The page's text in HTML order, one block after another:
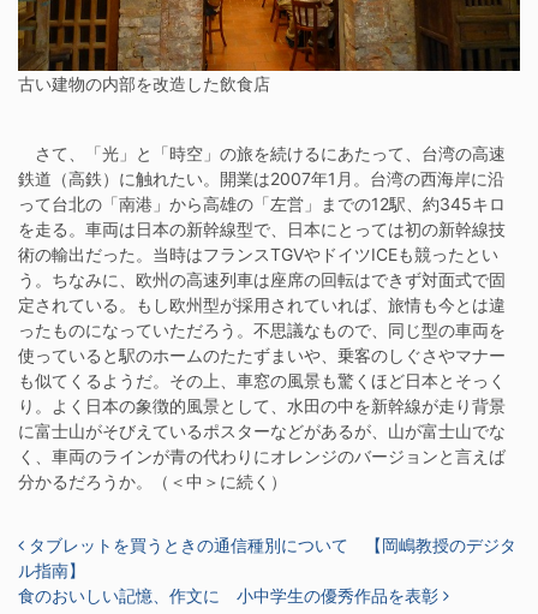
古い建物の内部を改造した飲食店
さて、「光」と「時空」の旅を続けるにあたって、台湾の高速
鉄道（高鉄）に触れたい。開業は2007年1月。台湾の西海岸に沿
って台北の「南港」から高雄の「左営」までの12駅、約345キロ
を走る。車両は日本の新幹線型で、日本にとっては初の新幹線技
術の輸出だった。当時はフランスTGVやドイツICEも競ったとい
う。ちなみに、欧州の高速列車は座席の回転はできず対面式で固
定されている。もし欧州型が採用されていれば、旅情も今とは違
ったものになっていただろう。不思議なもので、同じ型の車両を
使っていると駅のホームのたたずまいや、乗客のしぐさやマナー
も似てくるようだ。その上、車窓の風景も驚くほど日本とそっく
り。よく日本の象徴的風景として、水田の中を新幹線が走り背景
に富士山がそびえているポスターなどがあるが、山が富士山でな
く、車両のラインが青の代わりにオレンジのバージョンと言えば
分かるだろうか。（＜中＞に続く）
投稿ナビゲーション
タブレットを買うときの通信種別について 【岡嶋教授のデジタ
ル指南】
食のおいしい記憶、作文に 小中学生の優秀作品を表彰